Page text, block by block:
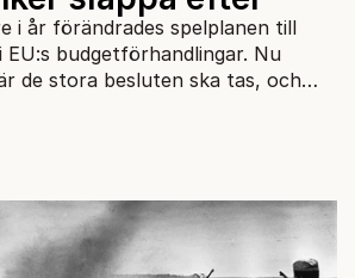
i år förändrades spelplanen till
EU:s budgetförhandlingar. Nu
de stora besluten ska tas, och
inte ge sig, menar Björn
Europaprogram.